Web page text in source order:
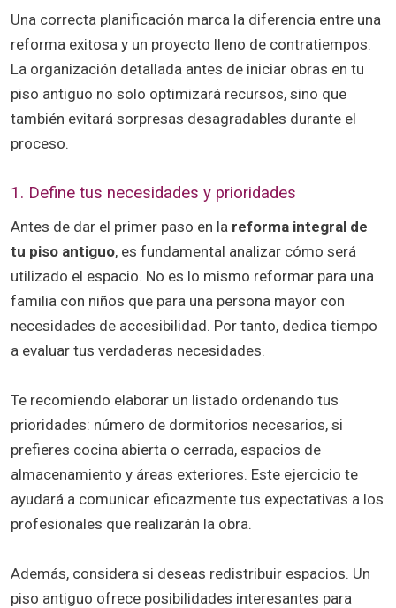
Una correcta planificación marca la diferencia entre una
reforma exitosa y un proyecto lleno de contratiempos.
La organización detallada antes de iniciar obras en tu
piso antiguo no solo optimizará recursos, sino que
también evitará sorpresas desagradables durante el
proceso.
1. Define tus necesidades y prioridades
Antes de dar el primer paso en la reforma integral de
tu piso antiguo, es fundamental analizar cómo será
utilizado el espacio. No es lo mismo reformar para una
familia con niños que para una persona mayor con
necesidades de accesibilidad. Por tanto, dedica tiempo
a evaluar tus verdaderas necesidades.
Te recomiendo elaborar un listado ordenando tus
prioridades: número de dormitorios necesarios, si
prefieres cocina abierta o cerrada, espacios de
almacenamiento y áreas exteriores. Este ejercicio te
ayudará a comunicar eficazmente tus expectativas a los
profesionales que realizarán la obra.
Además, considera si deseas redistribuir espacios. Un
piso antiguo ofrece posibilidades interesantes para